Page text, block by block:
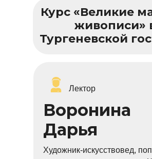
Курс «Великие
живописи»
Тургеневской
Воронина
Дарья
Лектор
Художник-искусствовед,